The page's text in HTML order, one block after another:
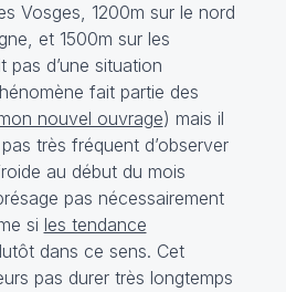
Vosges, 1200m sur le nord
et 1500m sur les
pas d’une situation
fait partie des
nouvel ouvrage) mais il
très fréquent d’observer
au début du mois
pas nécessairement
si les tendance
dans ce sens. Cet
pas durer très longtemps